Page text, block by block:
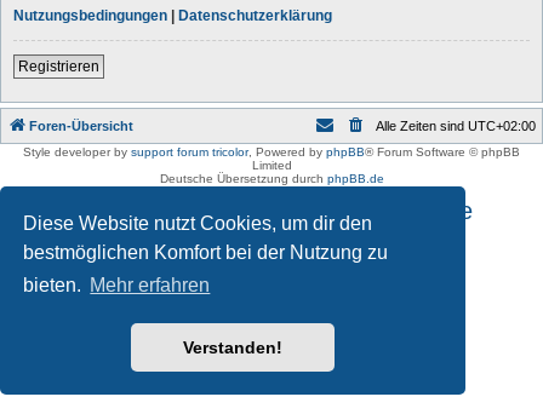
Diese Website nutzt Cookies, um dir den
bestmöglichen Komfort bei der Nutzung zu
bieten. Mehr erfahren
Verstanden!
Nutzungsbedingungen | Datenschutzerklärung
Registrieren
Foren-Übersicht Alle Zeiten sind UTC+02:00
Style developer by support forum tricolor, Powered by phpBB® Forum Software © phpBB
Limited
Deutsche Übersetzung durch phpBB.de
Impressum und Datenschutzhinweise